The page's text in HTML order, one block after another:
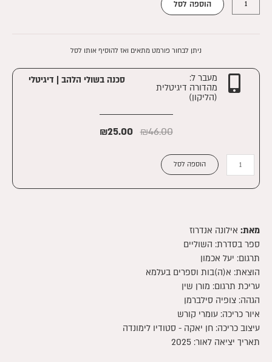
הוספה לסל
ניתן לבחור פורמט מתאים ואז להוסיף אותו לסל
מעבר ל:
מהדורה דיגיטלית
(הליקון)
סכנה בשולי הלהב | דיגיטלי
₪46.00
₪25.00
דיגיטלי
הוספה לסל
מאת: אילונה אנדרוז
ספר בסדרת: השוליים
תרגום: יעל אכמון
הוצאת: א(ה)בות וספרים בעלמא
עריכת תרגום: מורן שין
הגהה: צופיה סילברמן
איור כריכה: עומרי קורש
עיצוב כריכה: חן יאקה - סטודיו לימונדה
תאריך יציאה לאור: 2025